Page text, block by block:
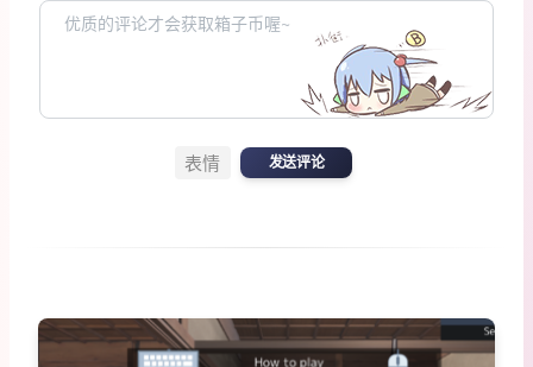
表情 发送评论